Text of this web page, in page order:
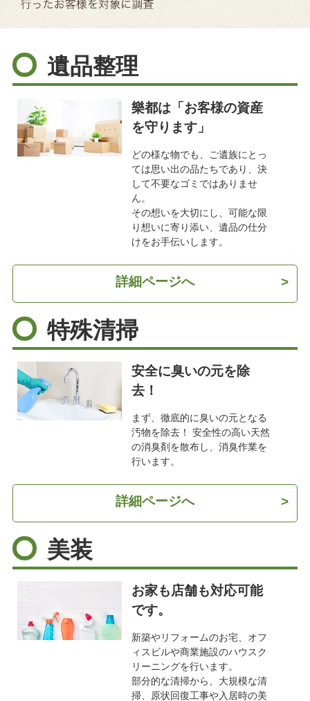
遺品整理
樂都は「お客様の資産
を守ります」
どの様な物でも、ご遺族にとっ
ては思い出の品たちであり、決
して不要なゴミではありませ
ん。
その想いを大切にし、可能な限
り想いに寄り添い、遺品の仕分
けをお手伝いします。
詳細ページへ >
特殊清掃
安全に臭いの元を除
去！
まず、徹底的に臭いの元となる
汚物を除去！ 安全性の高い天然
の消臭剤を散布し、消臭作業を
行います。
詳細ページへ >
美装
お家も店舗も対応可能
です。
新築やリフォームのお宅、オフ
ィスビルや商業施設のハウスク
リーニングを行います。
部分的な清掃から、大規模な清
掃、原状回復工事や入居時の美